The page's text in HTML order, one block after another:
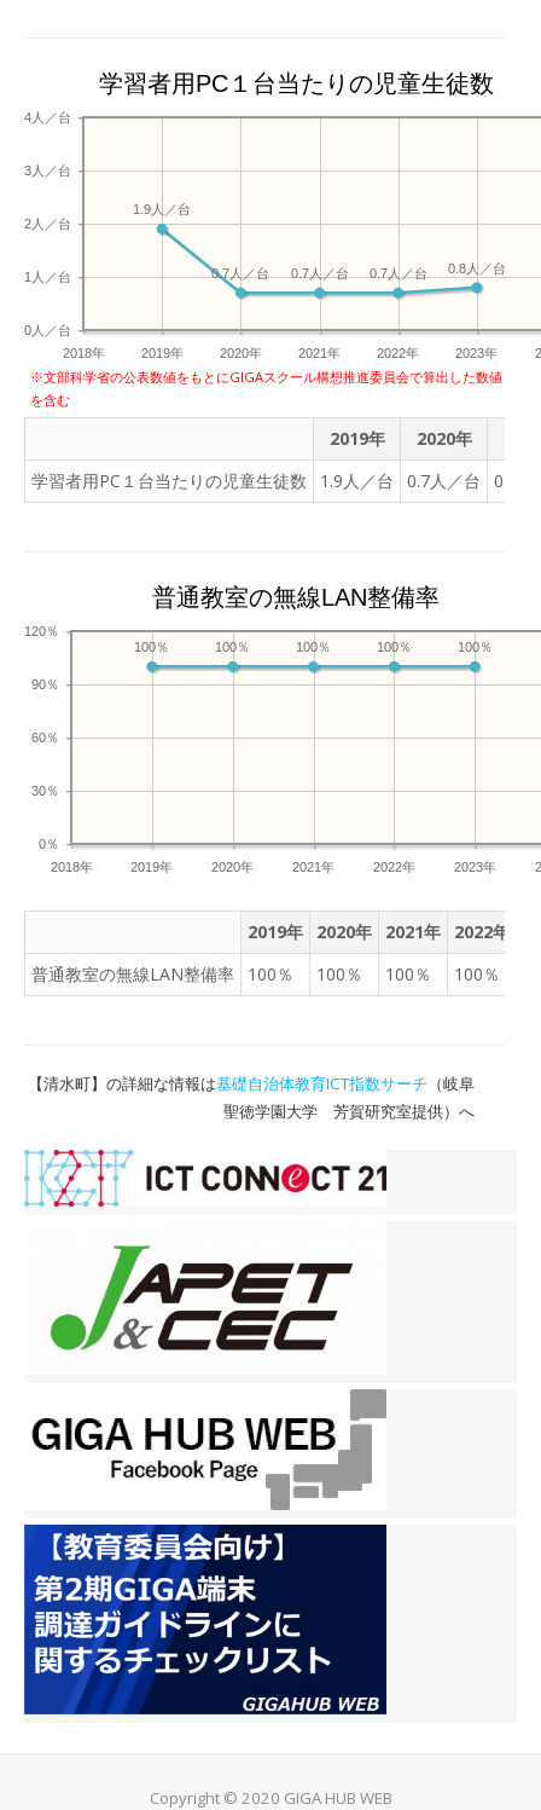
学習者用PC１台当たりの児童生徒数
2018年 2019年 2020年 2021年 2022年 2023年
0人／台
1人／台
2人／台
3人／台
4人／台
0.8人／台
0.7人／台
0.7人／台
0.7人／台
1.9人／台
※文部科学省の公表数値をもとにGIGAスクール構想推進委員会で算出した数値
を含む
2019年 2020年
学習者用PC１台当たりの児童生徒数
1.9人／台 0.7人／台 0.7人
普通教室の無線LAN整備率
2018年 2019年 2020年 2021年 2022年 2023年
0％
30％
60％
90％
120％
100％
100％
100％
100％
100％
2019年 2020年 2021年 2022年
普通教室の無線LAN整備率
100％ 100％ 100％ 100％
【清水町】の詳細な情報は基礎自治体教育ICT指数サーチ （岐阜
聖徳学園大学 芳賀研究室提供）へ
Copyright © 2020 GIGA HUB WEB